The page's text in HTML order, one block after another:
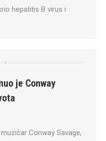
hepatitis B virus i
je Conway
Conway Savage,